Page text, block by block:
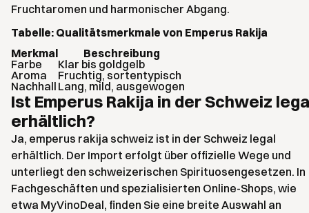
Fruchtaromen und harmonischer Abgang.
Tabelle: Qualitätsmerkmale von Emperus Rakija
Merkmal
Beschreibung
Farbe
Klar bis goldgelb
Aroma
Fruchtig, sortentypisch
Nachhall Lang, mild, ausgewogen
Ist Emperus Rakija in der Schweiz
erhältlich?
Ja, emperus rakija schweiz ist in der Schweiz legal
erhältlich. Der Import erfolgt über offizielle Wege und
unterliegt den schweizerischen Spirituosengesetzen. In
Fachgeschäften und spezialisierten Online-Shops, wie
etwa MyVinoDeal, finden Sie eine breite Auswahl an